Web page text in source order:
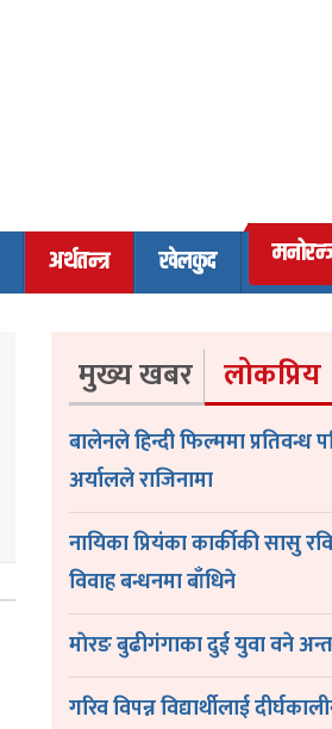
अर्थतन्त्र खेलकुद
मुख्य खबर लोकप्रिय
बालेनले हिन्दी फिल्ममा
अर्यालले राजिनामा
नायिका प्रियंका कार्कीकी सासु
विवाह बन्धनमा बाँधिने
माेरङ बुढीगंगाका दुई युवा वने
गरिव विपन्न विद्यार्थीलाई